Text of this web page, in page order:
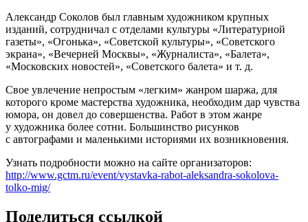
Александр Соколов был главным художником крупных
изданий, сотрудничал с отделами культуры «Литературной
газеты», «Огонька», «Советской культуры», «Советского
экрана», «Вечерней Москвы», «Журналиста», «Балета»,
«Московских новостей», «Советского балета» и т. д.
Свое увлечение непростым «легким» жанром шаржа, для
которого кроме мастерства художника, необходим дар чувства
юмора, он довел до совершенства. Работ в этом жанре
у художника более сотни. Большинство рисунков
с автографами и маленькими историями их возникновения.
Узнать подробности можно на сайте организаторов:
http://www.gctm.ru/event/vystavka-rabot-aleksandra-sokolova-
tolko-mig/
Поделиться ссылкой